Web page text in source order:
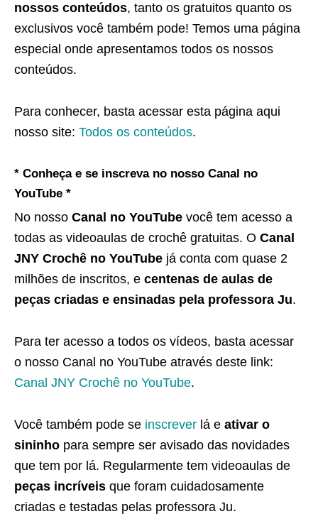
nossos conteúdos, tanto os gratuitos quanto os
exclusivos você também pode! Temos uma página
especial onde apresentamos todos os nossos
conteúdos.
Para conhecer, basta acessar esta página aqui
nosso site: Todos os conteúdos.
* Conheça e se inscreva no nosso Canal no
YouTube *
No nosso Canal no YouTube você tem acesso a
todas as videoaulas de crochê gratuitas. O Canal
JNY Crochê no YouTube já conta com quase 2
milhões de inscritos, e centenas de aulas de
peças criadas e ensinadas pela professora Ju.
Para ter acesso a todos os vídeos, basta acessar
o nosso Canal no YouTube através deste link:
Canal JNY Crochê no YouTube.
Você também pode se inscrever lá e ativar o
sininho para sempre ser avisado das novidades
que tem por lá. Regularmente tem videoaulas de
peças incríveis que foram cuidadosamente
criadas e testadas pelas professora Ju.